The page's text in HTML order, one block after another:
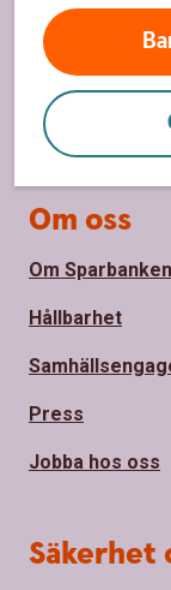
Hitta
Bli kund
Priser, räntor
Om oss
Om
Hållbarhet
Press
Jobba hos oss